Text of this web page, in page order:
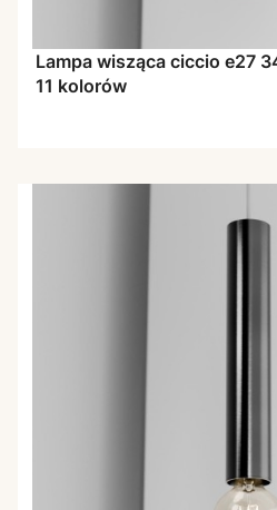
Lampa wisząca ciccio e27
11 kolorów